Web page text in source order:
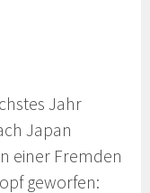
Jahr
Japan
einer Fremden
geworfen: